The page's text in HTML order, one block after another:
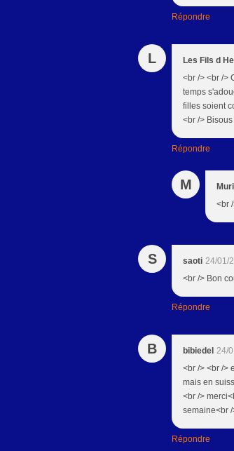
Répondre
L Les Fils d
<br /> <br />
temps
filles soient
<br />
Répondre
M
<br
S saoti 24/01/
<br /> Bon
Répondre
B bibiedel 24/
<br /> <br />
mais en
<br />
semaine<br /
Répondre